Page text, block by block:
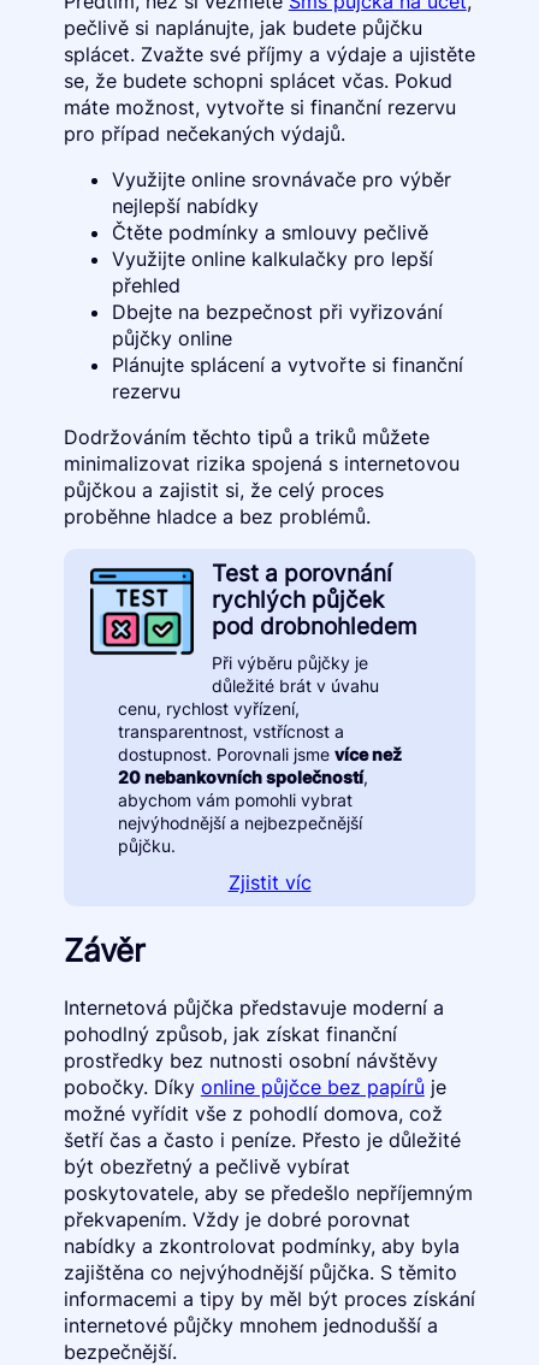
pečlivě si naplánujte, jak budete půjčku
splácet. Zvažte své příjmy a výdaje a ujistěte
se, že budete schopni splácet včas. Pokud
máte možnost, vytvořte si finanční rezervu
pro případ nečekaných výdajů.
Využijte online srovnávače pro výběr
nejlepší nabídky
Čtěte podmínky a smlouvy pečlivě
Využijte online kalkulačky pro lepší
přehled
Dbejte na bezpečnost při vyřizování
půjčky online
Plánujte splácení a vytvořte si finanční
rezervu
Dodržováním těchto tipů a triků můžete
minimalizovat rizika spojená s internetovou
půjčkou a zajistit si, že celý proces
proběhne hladce a bez problémů.
Test a porovnání
rychlých půjček
pod drobnohledem
Při výběru půjčky je
důležité brát v úvahu
cenu, rychlost vyřízení,
transparentnost, vstřícnost a
dostupnost. Porovnali jsme více než
20 nebankovních společností,
abychom vám pomohli vybrat
nejvýhodnější a nejbezpečnější
půjčku.
Zjistit víc
Závěr
Internetová půjčka představuje moderní a
pohodlný způsob, jak získat finanční
prostředky bez nutnosti osobní návštěvy
pobočky. Díky online půjčce bez papírů je
možné vyřídit vše z pohodlí domova, což
šetří čas a často i peníze. Přesto je důležité
být obezřetný a pečlivě vybírat
poskytovatele, aby se předešlo nepříjemným
překvapením. Vždy je dobré porovnat
nabídky a zkontrolovat podmínky, aby byla
zajištěna co nejvýhodnější půjčka. S těmito
informacemi a tipy by měl být proces získání
internetové půjčky mnohem jednodušší a
bezpečnější.